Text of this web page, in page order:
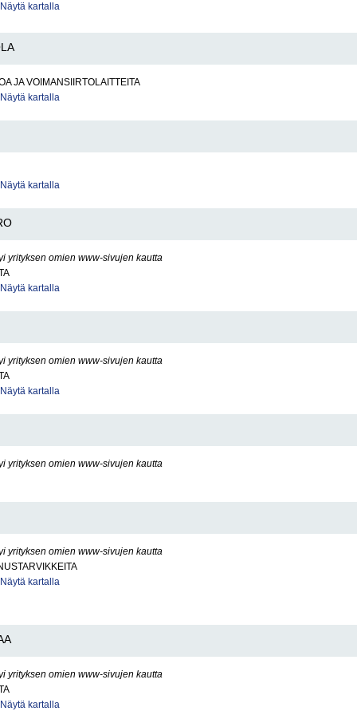
Näytä kartalla
JA VOIMANSIIRTOLAITTEITA
Näytä kartalla
Näytä kartalla
yrityksen omien www-sivujen kautta
Näytä kartalla
yrityksen omien www-sivujen kautta
Näytä kartalla
yrityksen omien www-sivujen kautta
yrityksen omien www-sivujen kautta
Näytä kartalla
yrityksen omien www-sivujen kautta
Näytä kartalla